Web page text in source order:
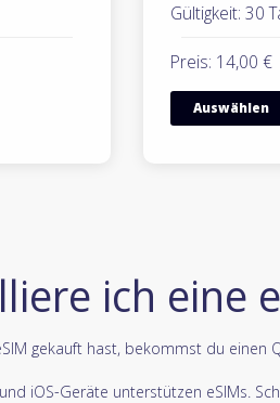
Gültigkeit: 30
Preis: 14,00 €
Auswählen
ich eine
gekauft hast, bekommst du
iOS-Geräte unterstützen eSIMs.